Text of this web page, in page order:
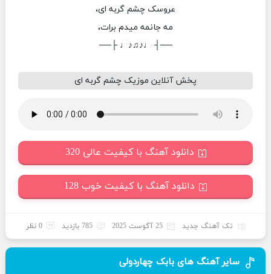
عروسک چشم گربه ای،
مه جانمه میدم برات،
──┤ ♩♪♫♪♩ ├──
پخش آنلاین موزیک چشم گربه ای
دانلود آهنگ با کیفیت عالی 320
دانلود آهنگ با کیفیت خوب 128
تک آهنگ جدید 25 آگوست 2025 785 بازدید 0 نظر
سایر آهنگ های بابک چهاردولی